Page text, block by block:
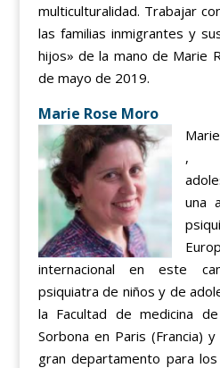
multiculturalidad. Trabajar
las familias inmigrantes y
hijos» de la mano de Marie
de mayo de 2019.
Marie Rose Moro
,
una
internacional en este
psiquiatra de niños y de
la Facultad de medicina
Sorbona en Paris (Francia)
gran departamento para